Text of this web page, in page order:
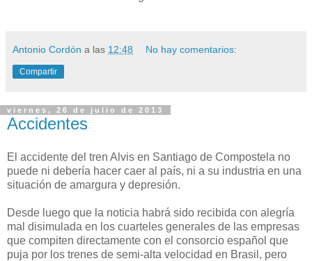
Antonio Cordón a las 12:48 No hay comentarios:
Compartir
viernes, 26 de julio de 2013
Accidentes
El accidente del tren Alvis en Santiago de Compostela no
puede ni debería hacer caer al país, ni a su industria en una
situación de amargura y depresión.
Desde luego que la noticia habrá sido recibida con alegría
mal disimulada en los cuarteles generales de las empresas
que compiten directamente con el consorcio español que
puja por los trenes de semi-alta velocidad en Brasil, pero